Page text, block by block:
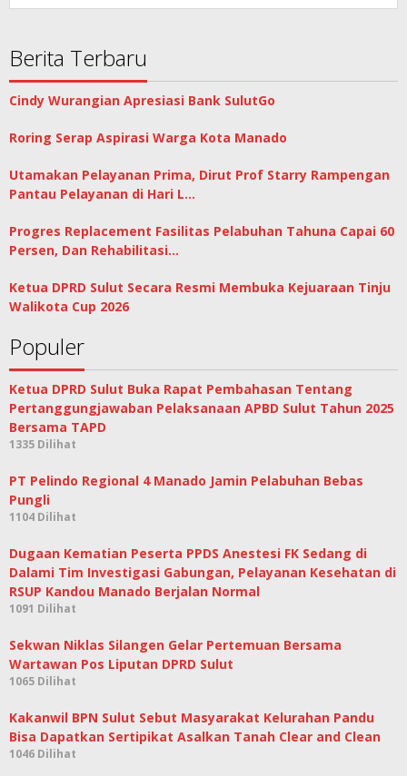
Berita Terbaru
Cindy Wurangian Apresiasi Bank SulutGo
Roring Serap Aspirasi Warga Kota Manado
Utamakan Pelayanan Prima, Dirut Prof Starry Rampengan
Pantau Pelayanan di Hari L…
Progres Replacement Fasilitas Pelabuhan Tahuna Capai 60
Persen, Dan Rehabilitasi…
Ketua DPRD Sulut Secara Resmi Membuka Kejuaraan Tinju
Walikota Cup 2026
Populer
Ketua DPRD Sulut Buka Rapat Pembahasan Tentang
Pertanggungjawaban Pelaksanaan APBD Sulut Tahun 2025
Bersama TAPD
1335 Dilihat
PT Pelindo Regional 4 Manado Jamin Pelabuhan Bebas
Pungli
1104 Dilihat
Dugaan Kematian Peserta PPDS Anestesi FK Sedang di
Dalami Tim Investigasi Gabungan, Pelayanan Kesehatan di
RSUP Kandou Manado Berjalan Normal
1091 Dilihat
Sekwan Niklas Silangen Gelar Pertemuan Bersama
Wartawan Pos Liputan DPRD Sulut
1065 Dilihat
Kakanwil BPN Sulut Sebut Masyarakat Kelurahan Pandu
Bisa Dapatkan Sertipikat Asalkan Tanah Clear and Clean
1046 Dilihat